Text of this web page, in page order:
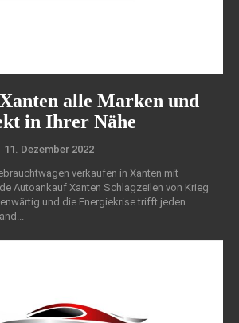
alle Marken und
in Ihrer Nähe
11. Dezember 2022
verkaufen in Xanten mit
Krieg
und die Energiekrise trifft jeden